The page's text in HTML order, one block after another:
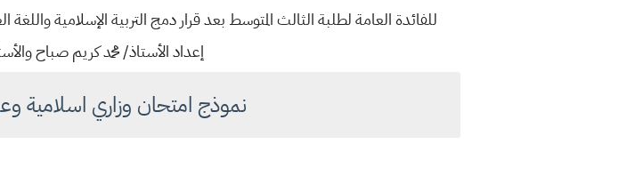
للفائدة العامة لطلبة الثالث المتوسط بعد قرار دمج التربية الإسلامية
إعداد الأستاذ/ محمد كريم صباح
نموذج امتحان وزاري اسلامية